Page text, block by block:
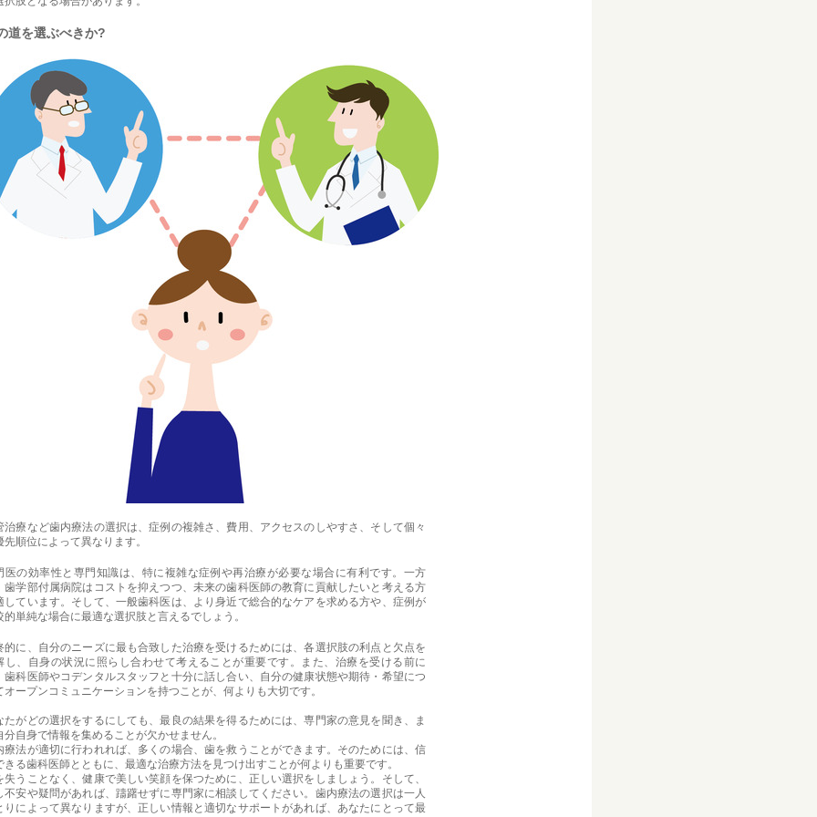
道を選ぶべきか?
治療など歯内療法の選択は、症例の複雑さ、費用、アクセスのしやすさ、そして個々
先順位によって異なります。
医の効率性と専門知識は、特に複雑な症例や再治療が必要な場合に有利です。一方
歯学部付属病院はコストを抑えつつ、未来の歯科医師の教育に貢献したいと考える方
しています。そして、一般歯科医は、より身近で総合的なケアを求める方や、症例が
的単純な場合に最適な選択肢と言えるでしょう。
的に、自分のニーズに最も合致した治療を受けるためには、各選択肢の利点と欠点を
し、自身の状況に照らし合わせて考えることが重要です。また、治療を受ける前に
歯科医師やコデンタルスタッフと十分に話し合い、自分の健康状態や期待・希望につ
オープンコミュニケーションを持つことが、何よりも大切です。
たがどの選択をするにしても、最良の結果を得るためには、専門家の意見を聞き、ま
分自身で情報を集めることが欠かせません。
療法が適切に行われれば、多くの場合、歯を救うことができます。そのためには、信
きる歯科医師とともに、最適な治療方法を見つけ出すことが何よりも重要です。
失うことなく、健康で美しい笑顔を保つために、正しい選択をしましょう。そして、
不安や疑問があれば、躊躇せずに専門家に相談してください。歯内療法の選択は一人
りによって異なりますが、正しい情報と適切なサポートがあれば、あなたにとって最